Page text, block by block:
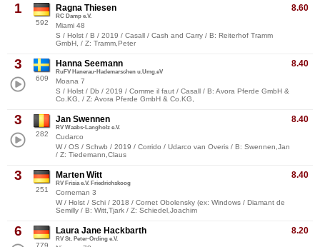
1
592
8.60
Ragna Thiesen
RC Damp e.V.
Miami 48
S / Holst / B / 2019 / Casall / Cash and Carry / B: Reiterhof Tramm
GmbH, / Z: Tramm,Peter
3
609
8.40
Hanna Seemann
RuFV Hanerau-Hademarschen u.Umg.eV
Moana 7
S / Holst / Db / 2019 / Comme il faut / Casall / B: Avora Pferde GmbH &
Co.KG, / Z: Avora Pferde GmbH & Co.KG,
3
282
8.40
Jan Swennen
RV Waabs-Langholz e.V.
Cudarco
W / OS / Schwb / 2019 / Corrido / Udarco van Overis / B: Swennen,Jan
/ Z: Tiedemann,Claus
3
251
8.40
Marten Witt
RV Frisia e.V. Friedrichskoog
Corneman 3
W / Holst / Schi / 2018 / Cornet Obolensky (ex: Windows / Diamant de
Semilly / B: Witt,Tjark / Z: Schiedel,Joachim
6
779
8.20
Laura Jane Hackbarth
RV St. Peter-Ording e.V.